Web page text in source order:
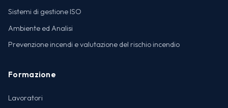
Sistemi di gestione ISO
Ambiente ed Analisi
Prevenzione incendi e valutazione del rischio incendio
Formazione
Lavoratori